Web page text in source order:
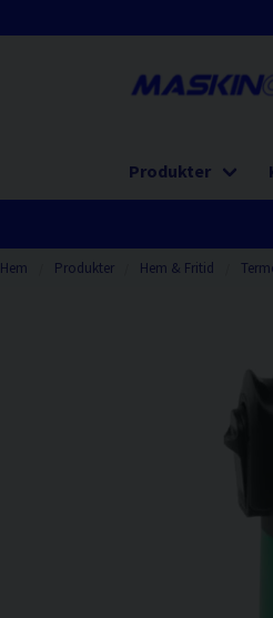
Produkter
Hem Produkter Hem & Fritid